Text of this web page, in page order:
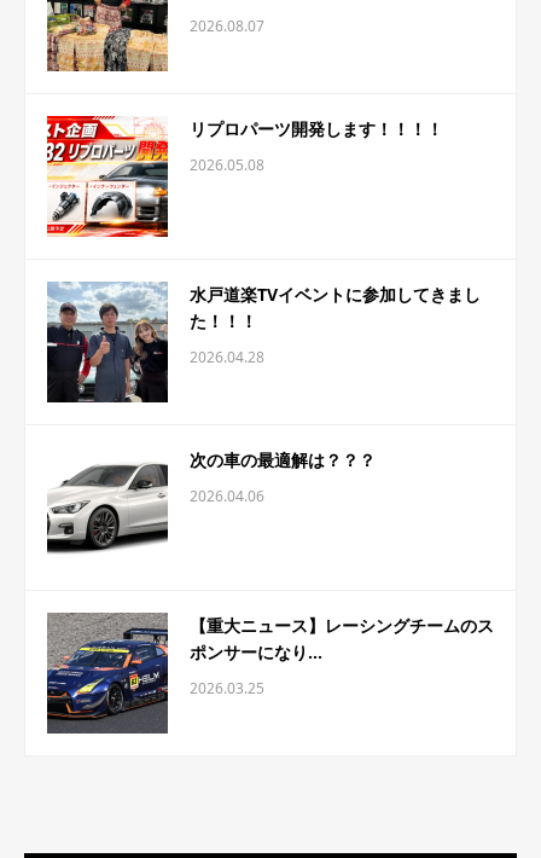
2026.08.07
リプロパーツ開発します！！！！
2026.05.08
水戸道楽TVイベントに参加してきまし
た！！！
2026.04.28
次の車の最適解は？？？
2026.04.06
【重大ニュース】レーシングチームのス
ポンサーになり...
2026.03.25